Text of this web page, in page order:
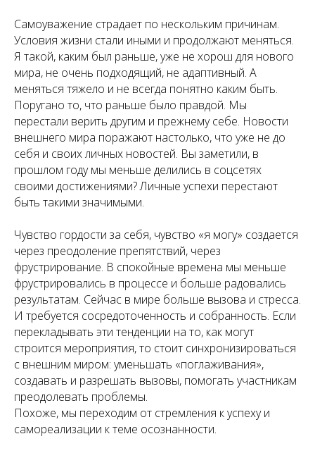
Самоуважение страдает по нескольким причинам.
Условия жизни стали иными и продолжают меняться.
Я такой, каким был раньше, уже не хорош для нового
мира, не очень подходящий, не адаптивный. А
меняться тяжело и не всегда понятно каким быть.
Поругано то, что раньше было правдой. Мы
перестали верить другим и прежнему себе. Новости
внешнего мира поражают настолько, что уже не до
себя и своих личных новостей. Вы заметили, в
прошлом году мы меньше делились в соцсетях
своими достижениями? Личные успехи перестают
быть такими значимыми.
Чувство гордости за себя, чувство «я могу» создается
через преодоление препятствий, через
фрустрирование. В спокойные времена мы меньше
фрустрировались в процессе и больше радовались
результатам. Сейчас в мире больше вызова и стресса.
И требуется сосредоточенность и собранность. Если
перекладывать эти тенденции на то, как могут
строится мероприятия, то стоит синхронизироваться
с внешним миром: уменьшать «поглаживания»,
создавать и разрешать вызовы, помогать участникам
преодолевать проблемы.
Похоже, мы переходим от стремления к успеху и
самореализации к теме осознанности.